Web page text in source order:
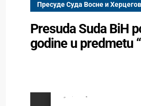
Пресуде Суда Bосне и
Presuda Suda BiH
godine u predmetu